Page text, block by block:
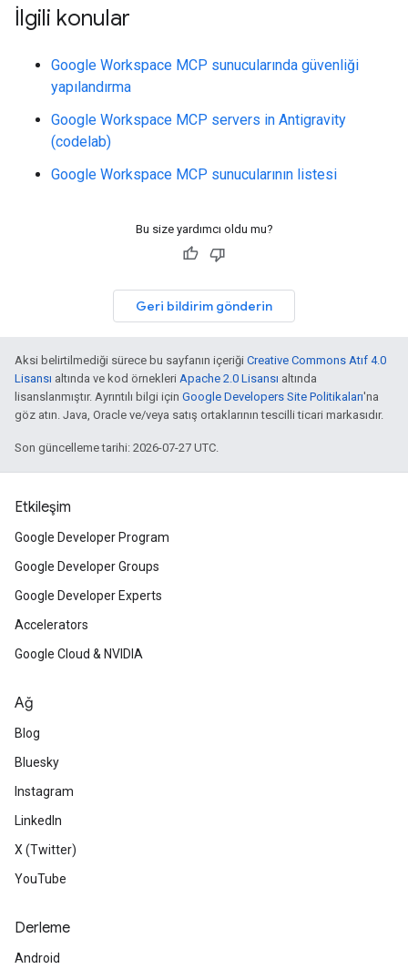
İlgili konular
Google Workspace MCP sunucularında güvenliği
yapılandırma
Google Workspace MCP servers in Antigravity
(codelab)
Google Workspace MCP sunucularının listesi
Bu size yardımcı oldu mu?
Geri bildirim gönderin
Aksi belirtilmediği sürece bu sayfanın içeriği Creative Commons Atıf 4.0
Lisansı altında ve kod örnekleri Apache 2.0 Lisansı altında
lisanslanmıştır. Ayrıntılı bilgi için Google Developers Site Politikaları'na
göz atın. Java, Oracle ve/veya satış ortaklarının tescilli ticari markasıdır.
Son güncelleme tarihi: 2026-07-27 UTC.
Etkileşim
Google Developer Program
Google Developer Groups
Google Developer Experts
Accelerators
Google Cloud & NVIDIA
Ağ
Blog
Bluesky
Instagram
LinkedIn
X (Twitter)
YouTube
Derleme
Android